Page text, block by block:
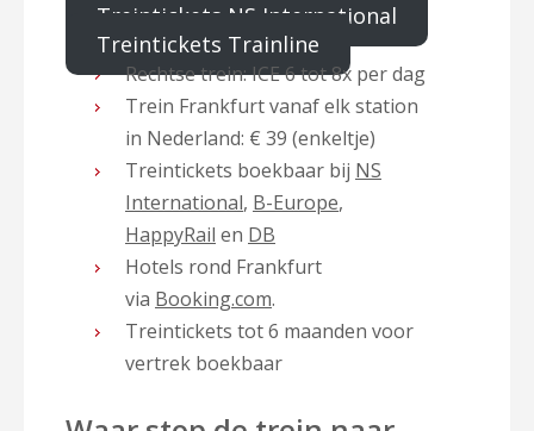
Treintickets NS International
Treintickets Trainline
Rechtse trein: ICE 6 tot 8x per dag
Trein Frankfurt vanaf elk station
in Nederland: € 39 (enkeltje)
Treintickets boekbaar bij NS
International, B-Europe,
HappyRail en DB
Hotels rond Frankfurt
via Booking.com.
Treintickets tot 6 maanden voor
vertrek boekbaar